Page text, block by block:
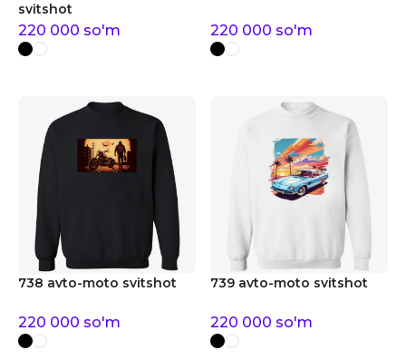
svitshot
220 000 so'm 220 000 so'm
738 avto-moto svitshot
220 000 so'm
739 avto-moto svitshot
220 000 so'm